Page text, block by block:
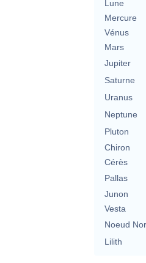
Lune
Mercure
Vénus
Mars
Jupiter
Saturne
Uranus
Neptune
Pluton
Chiron
Cérès
Pallas
Junon
Vesta
Noeud
Lilith